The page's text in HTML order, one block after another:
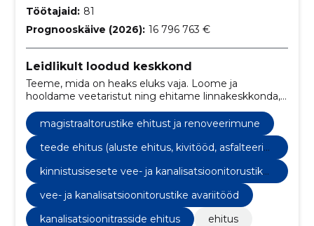
Töötajaid: 81
Prognooskäive (2026): 16 796 763 €
Leidlikult loodud keskkond
Teeme, mida on heaks eluks vaja. Loome ja
hooldame veetaristut ning ehitame linnakeskkonda,
vaatav.
magistraaltorustike ehitust ja renoveerimune
teede ehitus (aluste ehitus, kivitööd, asfalteerim
kinnistusisesete vee- ja kanalisatsioonitorustike
vee- ja kanalisatsioonitorustike avariitööd
kanalisatsioonitrasside ehitus
ehitus